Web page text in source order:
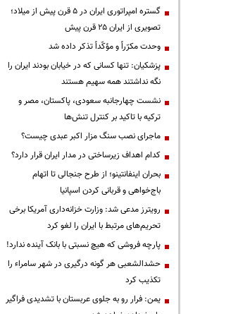
گستره امپراتوری ایران در ۵ قرن پیش از میلاد؛
تصویری از ایران ۲۵ قرن پیش
وحدت مکرّراً و مؤکّداً تذکر داده شد
پزشکیان: تنها کسانی که در خیابان بودند ایران را
نگه نداشتند همه سهیم هستند
نشست چهارجانبه سعودی، پاکستان، مصر و
ترکیه با تاکید بر کنترل تنش‌ها
ماجرای نصب سنگ مزار اکبر عبدی چیست؟
کدام اهداف زیرساختی در مدار ایران قرار دارد؟
بحران اینفانتینو؛ از طرح جنجالی تا اتهام
باج‌خواهی و قربانی کردن اسپانیا
رویترز مدعی شد: وزارت خزانه‌داری آمریکا برخی
تحریم‌های مرتبط با ایران را لغو کرد
پارچه فروشی که هیچ نسبتی با بانک آینده ندارد!
حشدالشعبی هر گونه درگیری در شهر سامراء را
تکذیب کرد
یمن: فرار رو به جلوی عربستان با تشدیدی فراگیر